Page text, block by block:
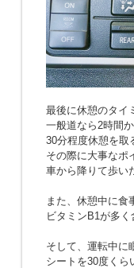
最後に休憩のタイ
一般道なら2時間
30分程度休憩を取
その際に大事なポ
車から降りて歩い
また、休憩中に食
ビタミンB1が多
そして、運転中に
シートを30度くら